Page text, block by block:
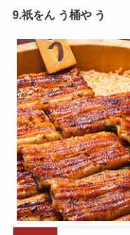
9.祇をん う桶や う